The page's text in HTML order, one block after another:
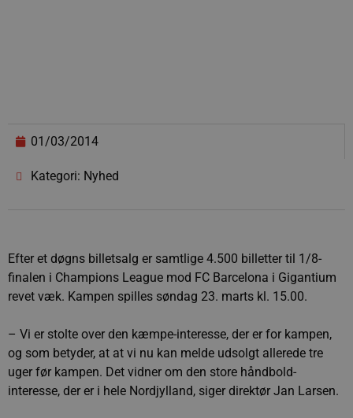
01/03/2014
Kategori: Nyhed
Efter et døgns billetsalg er samtlige 4.500 billetter til 1/8-
finalen i Champions League mod FC Barcelona i Gigantium
revet væk. Kampen spilles søndag 23. marts kl. 15.00.
– Vi er stolte over den kæmpe-interesse, der er for kampen,
og som betyder, at at vi nu kan melde udsolgt allerede tre
uger før kampen. Det vidner om den store håndbold-
interesse, der er i hele Nordjylland, siger direktør Jan Larsen.